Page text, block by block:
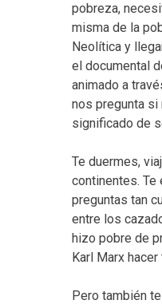
pobreza,
misma de la
Neolítica y
el documental
animado a
nos pregunta
significado de
Te duermes,
continentes.
preguntas tan
entre los
hizo pobre de
Karl Marx hacer
Pero también